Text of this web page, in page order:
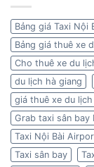
Bảng giá Taxi Nội
Bảng giá thuê xe
Cho thuê xe du
du lịch hà giang
giá thuê xe du
Grab taxi sân bay
Taxi Nội Bài
Taxi sân bay